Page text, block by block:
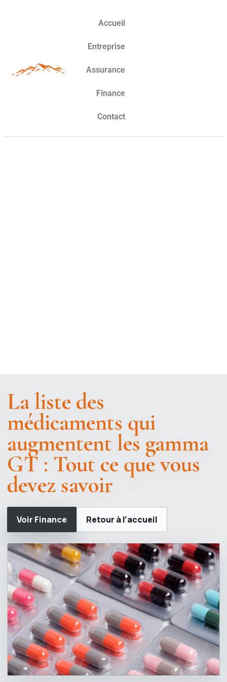
Accueil
Entreprise
Assurance
Finance
Contact
La liste des
médicaments qui
augmentent les gamma
GT : Tout ce que vous
devez savoir
Voir Finance Retour à l’accueil